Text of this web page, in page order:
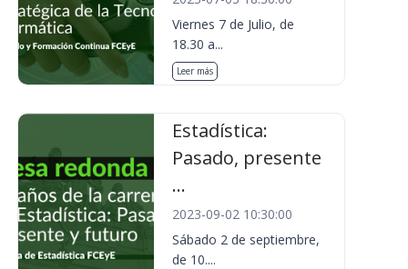
Viernes 7 de Julio, de
18.30 a...
Leer más
Estadística:
Pasado, presente
...
2023-09-02 10:30:00
Sábado 2 de septiembre,
de 10....